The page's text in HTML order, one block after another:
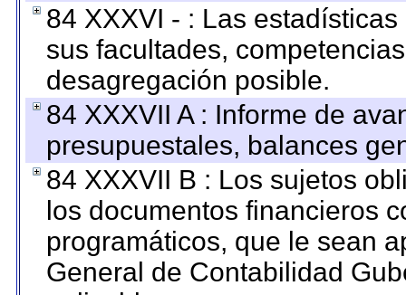
84 XXXVI - : Las
sus facultades,
desagregación posible.
84 XXXVII A : Informe de
presupuestales, balances
84 XXXVII B : Los sujetos
los documentos financieros
programáticos, que le sean
General de Contabilidad